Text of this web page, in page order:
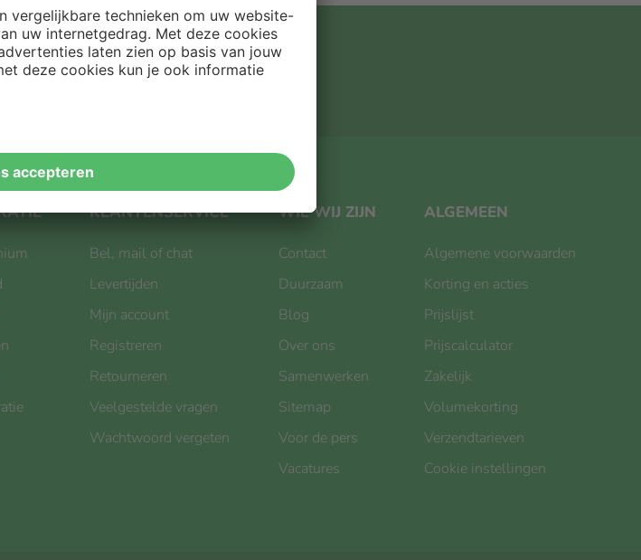
INSCHRIJVEN VOOR NIEUWSBRIEF
KLANTENSERVICE
Bel, mail of chat
Levertijden
Mijn account
Registreren
Retourneren
Veelgestelde vragen
Wachtwoord vergeten
WIE WIJ ZIJN
Contact
Duurzaam
Blog
Over ons
Samenwerken
Sitemap
Voor de pers
Vacatures
ALGEMEEN
Algemene voorwaarden
Korting en acties
Prijslijst
Prijscalculator
Zakelijk
Volumekorting
Verzendtarieven
Cookie instellingen